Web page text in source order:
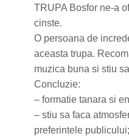
TRUPA Bosfor ne-a
cinste.
O persoana de
aceasta trupa.
muzica buna si stiu
Concluzie:
– formatie tanara si
– stiu sa faca
preferintele publicului;